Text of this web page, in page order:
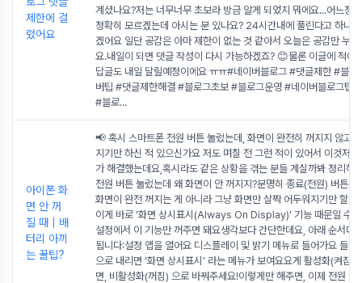
제한에 걸
렸어요
계셨나요?저는 너무너무 초보라 방금 알게 되었지 뭐에요...어느정
정확히 모르겠는데 아시는 분 있나요? 24시간내에 풀린다고 하니
겠어요 일단 공감은 아마 제한이 없는 것 같아서 오늘은 공감만 누
요.내일이 되면 댓글 작성이 다시 가능하겠죠? 😊물론 이글에 적어
답글도 내일 달릴예정이에요 ㅠㅠ#네이버블로그 #댓글제한 #블로
버팁 #댓글제한해결 #블로그초보 #블로그운영 #네이버블로그팁
#블로...
아이폰 화
면 안 꺼
질 때｜배
터리 아끼
는 꿀팁?
📢 혹시 스마트폰 전원 버튼 눌렀는데, 화면이 완전히 꺼지지 않고
지기만 하신 적 있으신가요 저도 며칠 전 그런 적이 있어서 이것저
가 해결했는데요,혹시라도 같은 상황을 겪는 분들 계실까봐 정리해
전원 버튼 눌렀는데 왜 화면이 안 꺼지지?분명히 종료(전원) 버튼
화면이 완전 꺼지는 게 아니라 그냥 화면만 살짝 어두워지기만 할
이게 바로 ‘화면 상시표시(Always On Display)’ 기능 때문일 수
설정에서 이 기능만 꺼주면 돼요생각보다 간단한데요, 아래 순서대
됩니다:설정 앱을 열어요 디스플레이 및 밝기 메뉴로 들어가요 들어
으로 내리면 ‘화면 상시표시’ 라는 메뉴가 보여요요게 활성화(켜짐)
면, 비활성화(꺼짐) 으로 바꿔주세요!이렇게만 해주면, 이제 전원 버